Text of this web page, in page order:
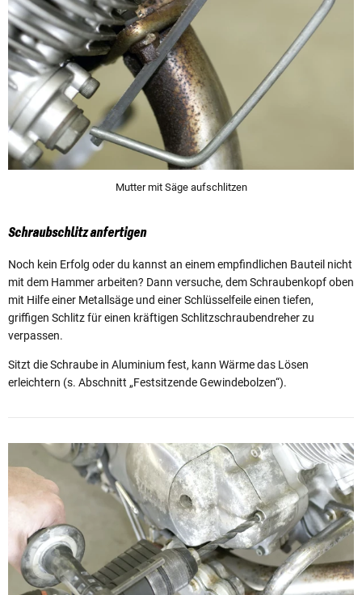
Mutter mit Säge aufschlitzen
Schraubschlitz anfertigen
Noch kein Erfolg oder du kannst an einem empfindlichen Bauteil nicht
mit dem Hammer arbeiten? Dann versuche, dem Schraubenkopf oben
mit Hilfe einer Metallsäge und einer Schlüsselfeile einen tiefen,
griffigen Schlitz für einen kräftigen Schlitzschraubendreher zu
verpassen.
Sitzt die Schraube in Aluminium fest, kann Wärme das Lösen
erleichtern (s. Abschnitt „Festsitzende Gewindebolzen“).